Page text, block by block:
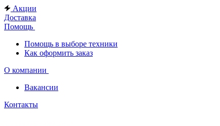
Акции
Доставка
Помощь
Помощь в выборе техники
Как оформить заказ
О компании
Вакансии
Контакты